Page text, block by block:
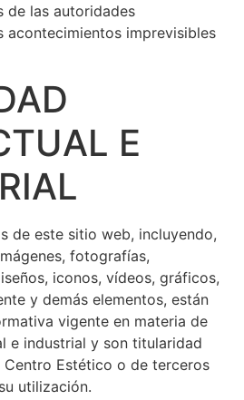
de las autoridades
acontecimientos imprevisibles
E
de este sitio web, incluyendo,
fotografías,
iconos, vídeos, gráficos,
y demás elementos, están
vigente en materia de
e industrial y son titularidad
Estético o de terceros
utilización.